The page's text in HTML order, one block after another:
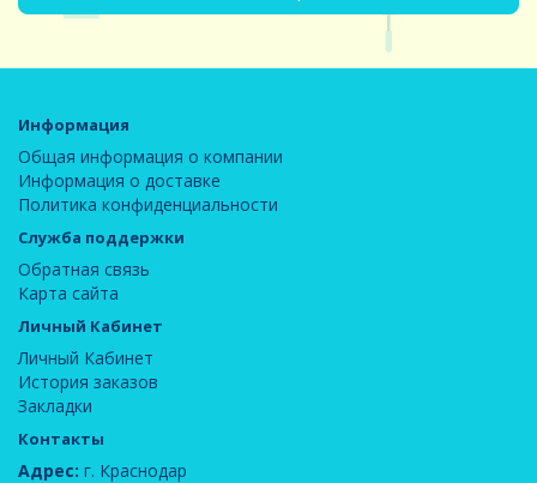
Информация
Общая информация о компании
Информация о доставке
Политика конфиденциальности
Служба поддержки
Обратная связь
Карта сайта
Личный Кабинет
Личный Кабинет
История заказов
Закладки
Контакты
Адрес: г. Краснодар